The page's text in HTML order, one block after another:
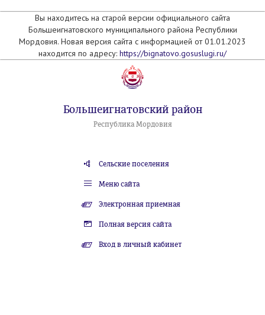
Вы находитесь на старой версии официального сайта
Большеигнатовского муниципального района Республики
Мордовия. Новая версия сайта с информацией от 01.01.2023
находится по адресу: https://bignatovo.gosuslugi.ru/
Большеигнатовский район
Республика Мордовия
Сельские поселения
Меню сайта
Электронная приемная
Полная версия сайта
Вход в личный кабинет